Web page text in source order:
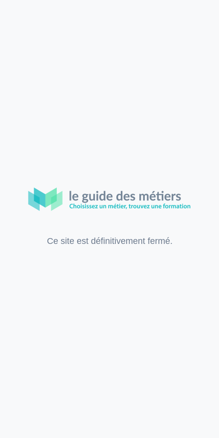
Ce site est définitivement fermé.